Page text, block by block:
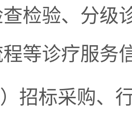
检验、分级
等诊疗服务
）招标采购、